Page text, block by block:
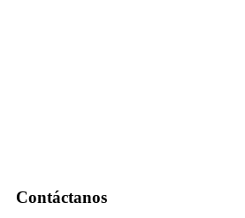
Contáctanos